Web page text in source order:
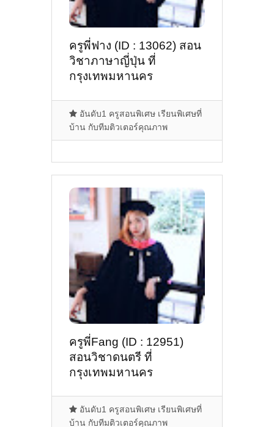
ครูพี่ฟาง (ID : 13062) สอน
วิชาภาษาญี่ปุ่น ที่
กรุงเทพมหานคร
อันดับ1 ครูสอนพิเศษ เรียนพิเศษที่
บ้าน กับทีมติวเตอร์คุณภาพ
ครูพี่Fang (ID : 12951)
สอนวิชาดนตรี ที่
กรุงเทพมหานคร
อันดับ1 ครูสอนพิเศษ เรียนพิเศษที่
บ้าน กับทีมติวเตอร์คุณภาพ